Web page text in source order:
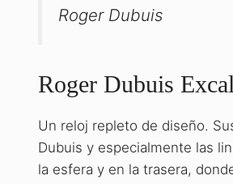
Roger Dubuis
Roger Dubuis
Un reloj repleto de diseño.
Dubuis y especialmente las
la esfera y en la trasera,